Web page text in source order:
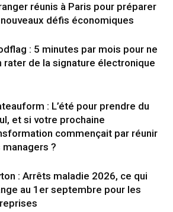
réunis à Paris pour préparer
défis économiques
: 5 minutes par mois pour ne
rater de la signature électronique
: L’été pour prendre du
et si votre prochaine
commençait par réunir
managers ?
: Arrêts maladie 2026, ce qui
au 1er septembre pour les